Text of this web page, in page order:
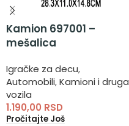
Kamion 697001 –
mešalica
Igračke za decu,
Automobili,Kamioni i druga
vozila
1.190,00 RSD
Pročitajte Još